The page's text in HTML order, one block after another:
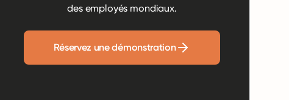
des employés mondiaux.
Réservez une démonstration